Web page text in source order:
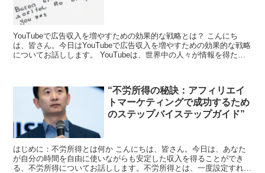
YouTubeで広告収入を増やすための効果的な戦略とは？ こんにち
は、皆さん。今日はYouTubeで広告収入を増やすための効果的な戦略
についてお話しします。 YouTubeは、世界中の人々が情報を得た
“不労所得の秘訣：アフィリエイ
トマーケティングで成功するため
のステップバイステップガイド”
はじめに：不労所得とは何か こんにちは、皆さん。今日は、あなた
が自分の時間を自由に使いながらも安定した収入を得ることができ
る、不労所得についてお話しします。不労所得とは、一度設定すれば